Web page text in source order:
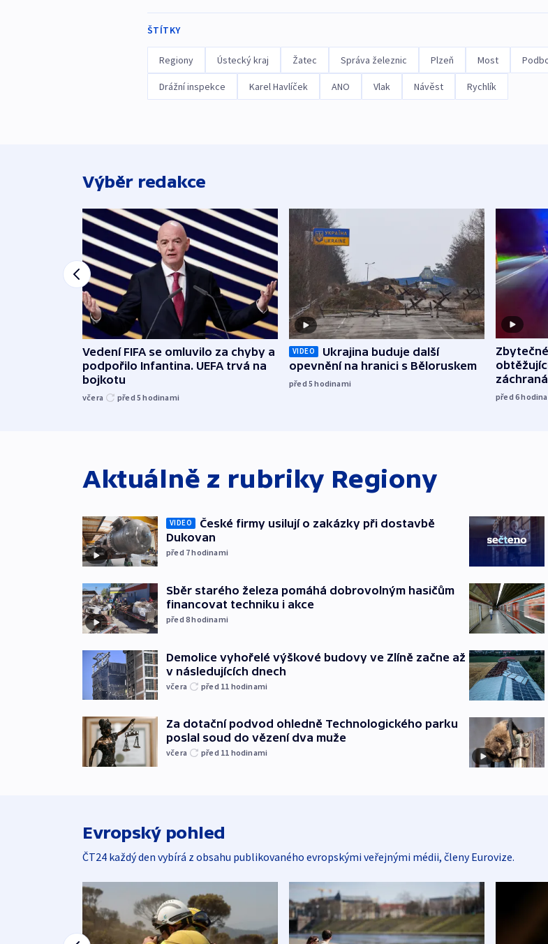
ŠTÍTKY
Regiony Ústecký kraj Žatec Správa železnic Plzeň Most
Drážní inspekce Karel Havlíček ANO Vlak Návěst Rychlík
Výběr redakce
Vedení FIFA se omluvilo za chyby a
podpořilo Infantina. UEFA trvá na
bojkotu
včera před 5hodinami
VIDEO
Ukrajina buduje další
opevnění na hranici s Běloruskem
před 5hodinami
před 6
Aktuálně z rubriky Regiony
VIDEO
České firmy usilují o zakázky při dostavbě
Dukovan
před 7hodinami
Sběr starého železa pomáhá dobrovolným hasičům
financovat techniku i akce
před 8hodinami
Demolice vyhořelé výškové budovy ve Zlíně začne až
v následujících dnech
včera před 11 hodinami
Za dotační podvod ohledně Technologického parku
poslal soud do vězení dva muže
včera před 11 hodinami
Evropský pohled
ČT24 každý den vybírá z obsahu publikovaného evropskými veřejnými médii, členy Eurovize.